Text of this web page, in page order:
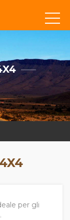
per gli